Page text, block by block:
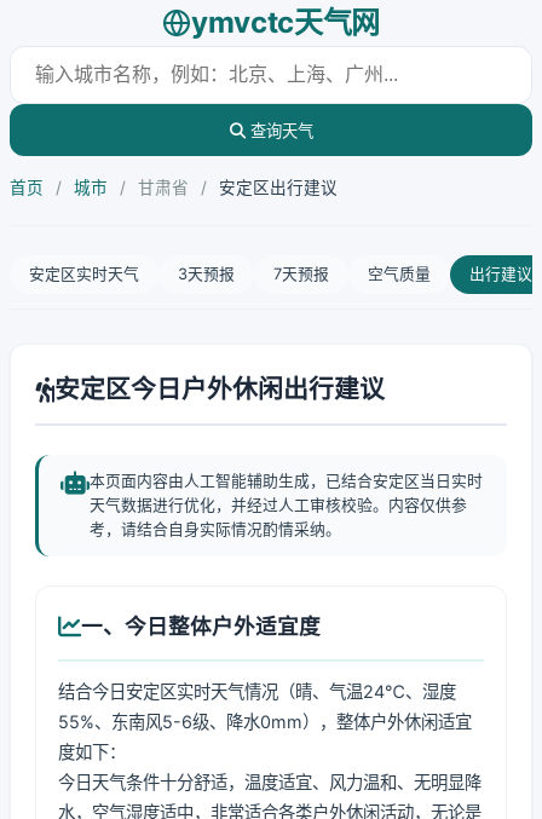
ymvctc天气网
查询天气
首页 / 城市 / 甘肃省 / 安定区出行建议
安定区实时天气 3天预报 7天预报 空气质量 出行建议
安定区今日户外休闲出行建议
本页面内容由人工智能辅助生成，已结合安定区当日实时
天气数据进行优化，并经过人工审核校验。内容仅供参
考，请结合自身实际情况酌情采纳。
一、今日整体户外适宜度
结合今日安定区实时天气情况（晴、气温24℃、湿度
55%、东南风5-6级、降水0mm），整体户外休闲适宜
度如下：
今日天气条件十分舒适，温度适宜、风力温和、无明显降
水，空气湿度适中，非常适合各类户外休闲活动，无论是